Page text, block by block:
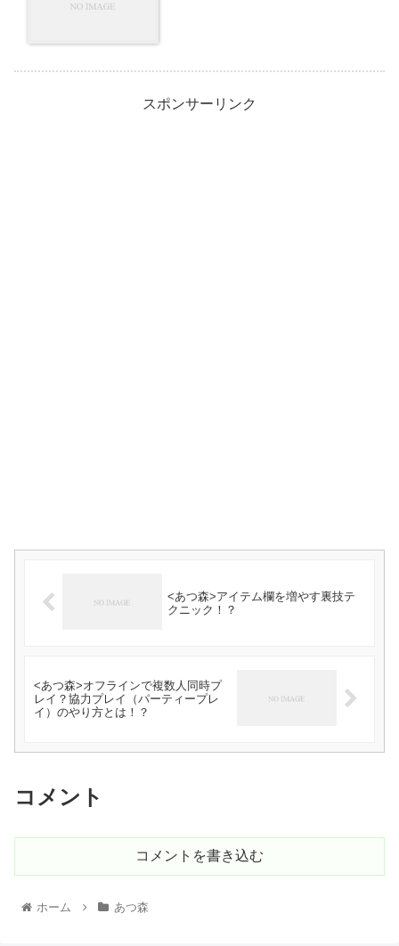
スポンサーリンク
<あつ森>アイテム欄を増やす裏技テ
クニック！？
<あつ森>オフラインで複数人同時プ
レイ？協力プレイ（パーティープレ
イ）のやり方とは！？
コメント
コメントを書き込む
ホーム あつ森